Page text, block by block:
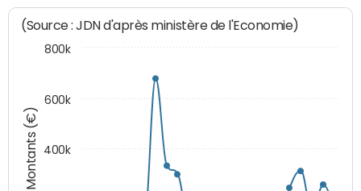
Montants (€)
(Source : JDN d'après ministère de l'Economie)
400k
600k
800k